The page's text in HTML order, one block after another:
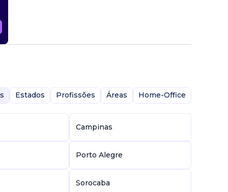
Estados Profissões Áreas Home-Office
Campinas
Porto Alegre
Sorocaba